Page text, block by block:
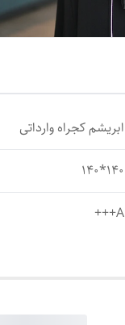
ابریشم کجراه وارداتی
140*140
A+++